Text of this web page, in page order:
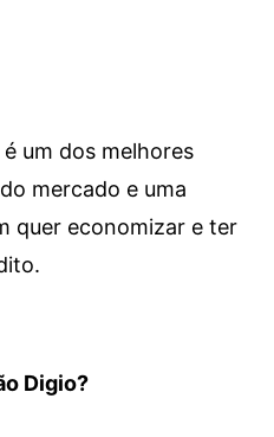
um dos melhores
mercado e uma
quer economizar e ter
Digio?